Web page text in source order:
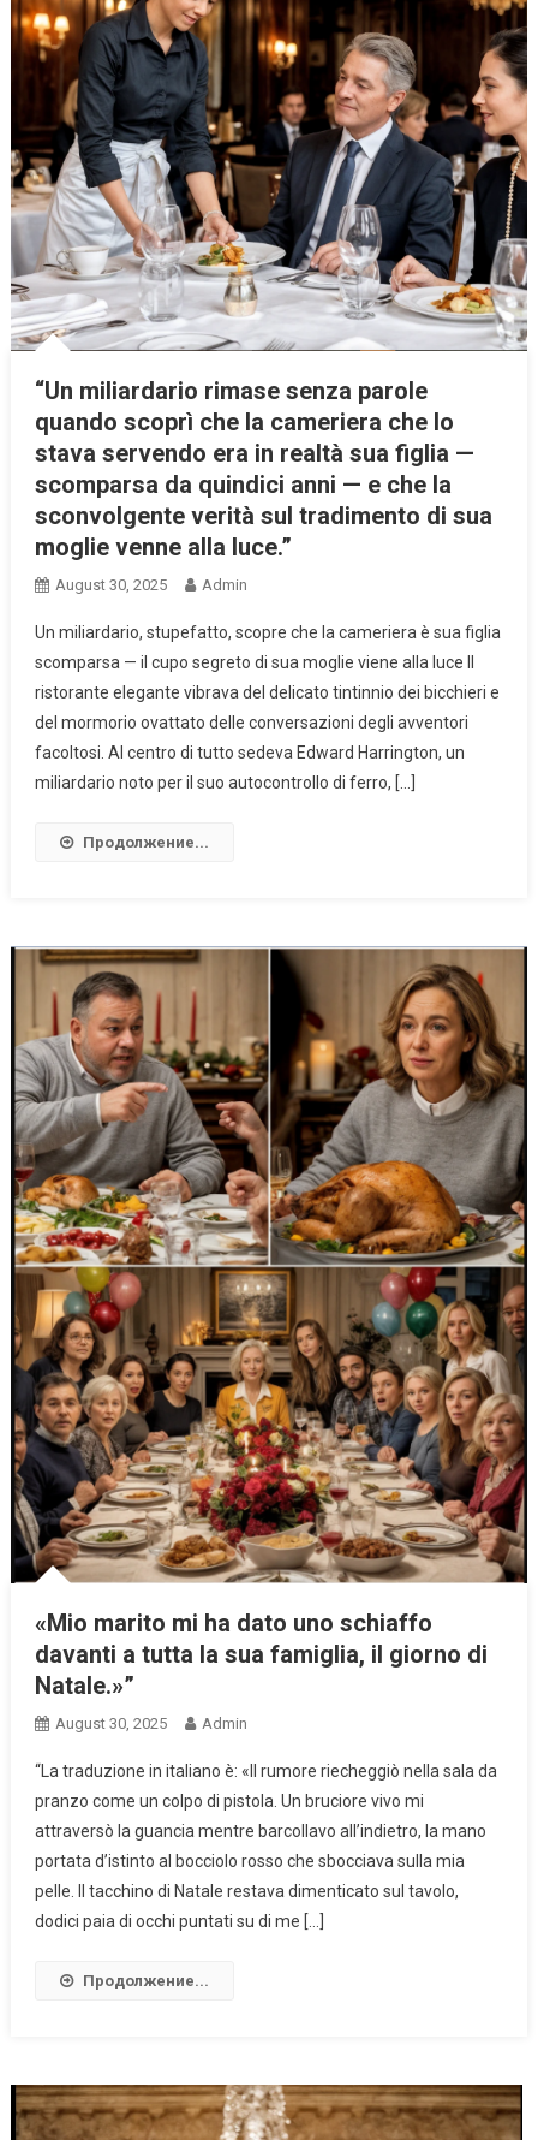
“Un miliardario rimase senza parole
quando scoprì che la cameriera che lo
stava servendo era in realtà sua figlia —
scomparsa da quindici anni — e che la
sconvolgente verità sul tradimento di sua
moglie venne alla luce.”
August 30, 2025 Admin
Un miliardario, stupefatto, scopre che la cameriera è sua figlia
scomparsa — il cupo segreto di sua moglie viene alla luce Il
ristorante elegante vibrava del delicato tintinnio dei bicchieri e
del mormorio ovattato delle conversazioni degli avventori
facoltosi. Al centro di tutto sedeva Edward Harrington, un
miliardario noto per il suo autocontrollo di ferro, […]
Продолжение...
«Mio marito mi ha dato uno schiaffo
davanti a tutta la sua famiglia, il giorno di
Natale.»”
August 30, 2025 Admin
“La traduzione in italiano è: «Il rumore riecheggiò nella sala da
pranzo come un colpo di pistola. Un bruciore vivo mi
attraversò la guancia mentre barcollavo all’indietro, la mano
portata d’istinto al bocciolo rosso che sbocciava sulla mia
pelle. Il tacchino di Natale restava dimenticato sul tavolo,
dodici paia di occhi puntati su di me […]
Продолжение...